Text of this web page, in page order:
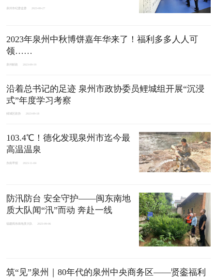
泉州市纪委监委 2023-09-27
2023年泉州中秋博饼嘉年华来了！福利多多人人可
领……
泉州邮政 2023-09-19
沿着总书记的足迹 泉州市政协委员鲤城组开展“沉浸
式”年度学习考察
鲤城区政协 2023-09-18
103.4℃！德化发现泉州市迄今最
高温温泉
东南早报 2023-11-04
防汛防台 安全守护——闽东南地
质大队闻“汛”而动 奔赴一线
福建闽东南地质大队 2023-09-06
筑“见”泉州｜80年代的泉州中央商务区——贤銮福利